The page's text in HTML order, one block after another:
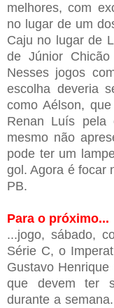
melhores, com
no lugar de um
Caju no lugar de
de Júnior
Nesses jogos
escolha deveria
como Aélson,
Renan Luís pela
mesmo não
pode ter um
gol. Agora é focar
PB.
Para o próximo...
...jogo, sábado,
Série C, o
Gustavo
que devem ter
durante a